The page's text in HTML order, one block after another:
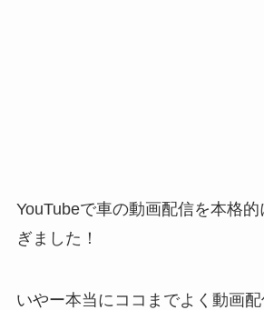
YouTubeで車の動画配信を本格
ぎました！
いやー本当にココまでよく動画